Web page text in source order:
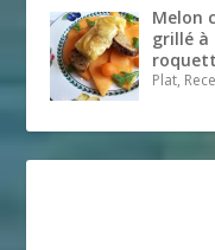
Melon
grillé à
Plat,